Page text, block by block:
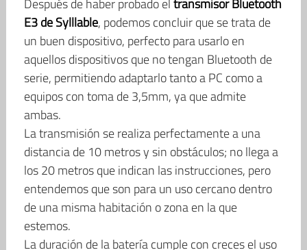
Después de haber probado eltransmisor Bluetooth
E3 de Sylllable, podemos concluir que se trata de
un buen dispositivo, perfecto para usarlo en
aquellos dispositivos que no tengan Bluetooth de
serie, permitiendo adaptarlo tanto a PC como a
equipos con toma de 3,5mm, ya que admite
ambas.
La transmisión se realiza perfectamente a una
distancia de 10 metros y sin obstáculos; no llega a
los 20 metros que indican las instrucciones, pero
entendemos que son para un uso cercano dentro
de una misma habitación o zona en la que
estemos.
La duración de la batería cumple con creces el uso